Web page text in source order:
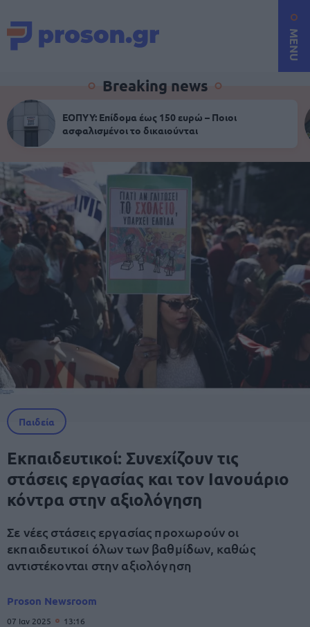
MENU
Breaking news
ΕΟΠΥΥ: Επίδομα έως 150 ευρώ – Ποιοι
ασφαλισμένοι το δικαιούνται
Παιδεία
Εκπαιδευτικοί: Συνεχίζουν τις
στάσεις εργασίας και τον Ιανουάριο
κόντρα στην αξιολόγηση
Σε νέες στάσεις εργασίας προχωρούν οι
εκπαιδευτικοί όλων των βαθμίδων, καθώς
αντιστέκονται στην αξιολόγηση
Proson Newsroom
07 Ιαν 2025 13:16